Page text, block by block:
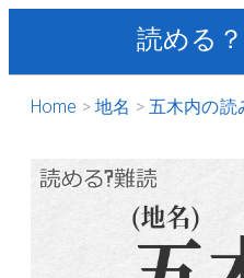
読める
Home 地名 五木内の読